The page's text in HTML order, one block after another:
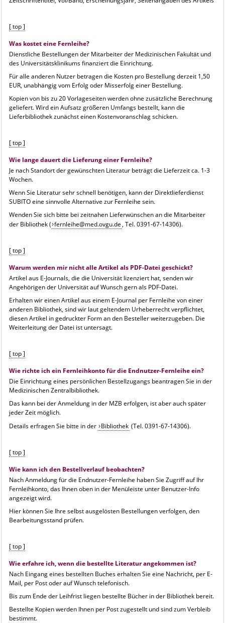
[ top ]
Was kostet eine Fernleihe?
Dienstliche Bestellungen der Mitarbeiter der Medizinischen Fakultät und
des Universitätsklinikums finanziert die Einrichtung.
Für alle anderen Nutzer betragen die Kosten pro Bestellung derzeit 1,50
EUR, unabhängig vom Erfolg oder Misserfolg einer Bestellung.
Kopien von bis zu 20 Vorlageseiten werden ohne zusätzliche Berechnung
geliefert. Wird ein Aufsatz größeren Umfangs bestellt, kann die
Lieferbibliothek zunächst einen Kostenvoranschlag schicken.
[ top ]
Wie lange dauert die Lieferung einer Fernleihe?
Je nach Standort der gewünschten Literatur beträgt die Lieferzeit ca. 1-3
Wochen.
Wenn Sie Literatur sehr schnell benötigen, kann der Direktlieferdienst
SUBITO eine sinnvolle Alternative zur Fernleihe sein.
Wenden Sie sich bitte bei zeitnahen Lieferwünschen an die Mitarbeiter
der Bibliothek ( fernleihe@med.ovgu.de, Tel. 0391-67-14306).
[ top ]
Warum werden mir nicht alle Artikel als PDF-Datei geschickt?
Artikel aus E-Journals, die die Universität lizenziert hat, senden wir
Angehörigen der Universität auf Wunsch gern als PDF-Datei.
Erhalten wir einen Artikel aus einem E-Journal per Fernleihe von einer
anderen Bibliothek, sind wir laut geltendem Urheberrecht verpflichtet,
diesen Artikel in gedruckter Form an den Besteller weiterzugeben. Die
Weiterleitung der Datei ist untersagt.
[ top ]
Wie richte ich ein Fernleihkonto für die Endnutzer-Fernleihe ein?
Die Einrichtung eines persönlichen Bestellzugangs beantragen Sie in der
Medizinischen Zentralbibliothek.
Das kann bei der Anmeldung in der MZB erfolgen, ist aber auch später
jeder Zeit möglich.
Details erfragen Sie bitte in der Bibliothek (Tel. 0391-67-14306).
[ top ]
Wie kann ich den Bestellverlauf beobachten?
Nach Anmeldung für die Endnutzer-Fernleihe haben Sie Zugriff auf Ihr
Fernleihkonto, das Ihnen oben in der Menüleiste unter Benutzer-Info
angezeigt wird.
Hier können Sie Ihre selbst ausgelösten Bestellungen verfolgen, den
Bearbeitungsstand prüfen.
[ top ]
Wie erfahre ich, wenn die bestellte Literatur angekommen ist?
Nach Eingang eines bestellten Buches erhalten Sie eine Nachricht, per E-
Mail, per Post oder auf Wunsch telefonisch.
Bis zum Ende der Leihfrist liegen bestellte Bücher in der Bibliothek bereit.
Bestellte Kopien werden Ihnen per Post zugestellt und sind zum Verbleib
bestimmt.